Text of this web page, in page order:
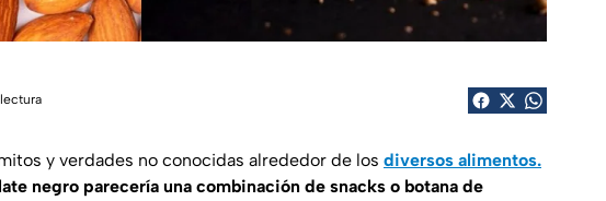
y verdades no conocidas alrededor de los diversos alimentos.
negro parecería una combinación de snacks o botana de